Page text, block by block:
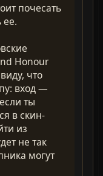
почесать
ее.
Honour
что
вход —
ты
в скин-
из
не так
могут